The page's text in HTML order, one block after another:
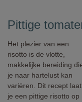
Pittige
Het plezier van een
risotto is de vlotte,
makkelijke bereiding
je naar hartelust kan
variëren. Dit recept laat
je een pittige risotto op